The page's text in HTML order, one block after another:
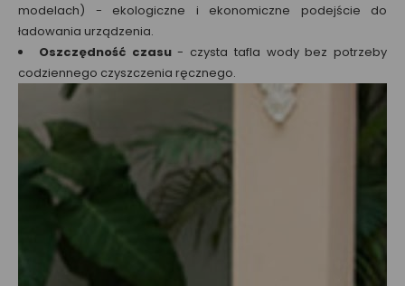
modelach) - ekologiczne i ekonomiczne podejście do
ładowania urządzenia.
Oszczędność czasu- czysta tafla wody bez potrzeby
codziennego czyszczenia ręcznego.